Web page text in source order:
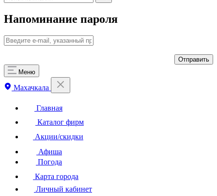
Напоминание пароля
Меню
Махачкала
Главная
Каталог фирм
Акции/скидки
Афиша
Погода
Карта города
Личный кабинет